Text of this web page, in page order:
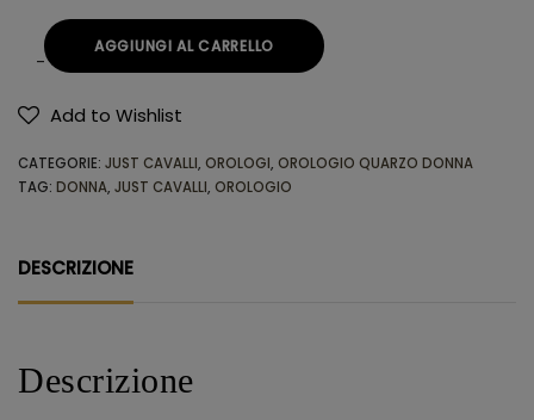
AGGIUNGI AL CARRELLO
Add to Wishlist
CATEGORIE: JUST CAVALLI, OROLOGI, OROLOGIO QUARZO DONNA
TAG: DONNA, JUST CAVALLI, OROLOGIO
DESCRIZIONE
Descrizione